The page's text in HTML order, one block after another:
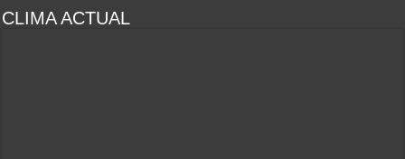
CLIMA ACTUAL